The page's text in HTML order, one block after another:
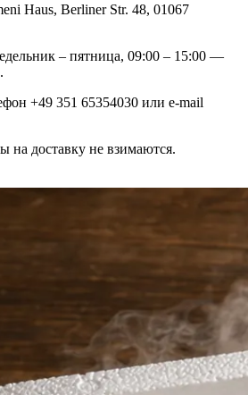
Haus, Berliner Str. 48, 01067
– пятница, 09:00 – 15:00 —
+49 351 65354030 или e-mail
на доставку не взимаются.